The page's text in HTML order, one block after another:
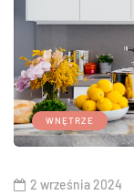
WNĘTRZE
2 września 2024